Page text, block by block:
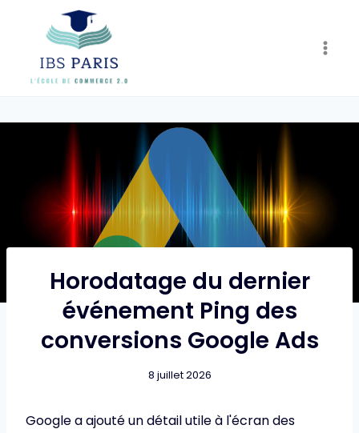
content
Horodatage du dernier
événement Ping des
conversions Google Ads
8 juillet 2026
Google a ajouté un détail utile à l'écran des